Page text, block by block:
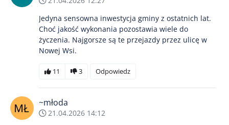
Jedyna sensowna inwestycja gminy z ostatnich lat.
Choć jakość wykonania pozostawia wiele do
życzenia. Najgorsze są te przejazdy przez ulicę w
Nowej Wsi.
11 3 Odpowiedz
~młoda
21.04.2026 14:12